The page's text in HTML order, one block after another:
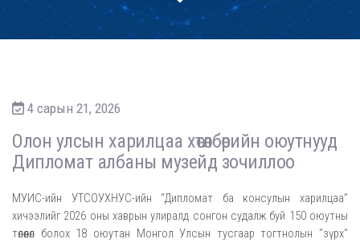
4 сарын 21, 2026
Олон улсын харилцаа хөтөлбөрийн оюутнууд
Дипломат албаны музейд зочиллоо
МУИС-ийн УТСОУХНУС-ийн “Дипломат ба консулын харилцаа”
хичээлийг 2026 оны хаврын улиралд сонгон судалж буй 150 оюутны
төлөөлөл болох 18 оюутан Монгол Улсын тусгаар тогтнолын "зүрх"